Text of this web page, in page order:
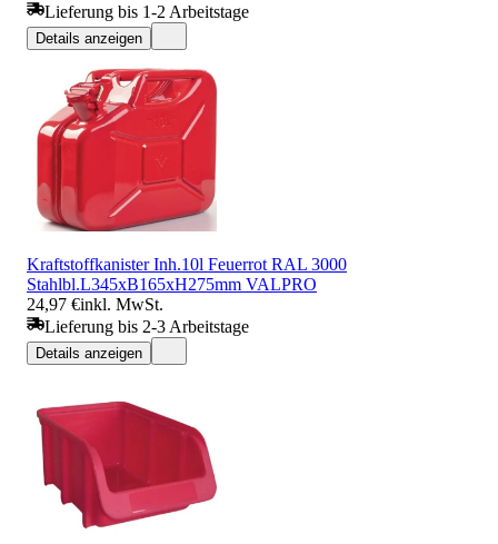
Lieferung bis 1-2 Arbeitstage
Details anzeigen
Kraftstoffkanister Inh.10l Feuerrot RAL 3000
Stahlbl.L345xB165xH275mm VALPRO
24,97 €inkl. MwSt.
Lieferung bis 2-3 Arbeitstage
Details anzeigen